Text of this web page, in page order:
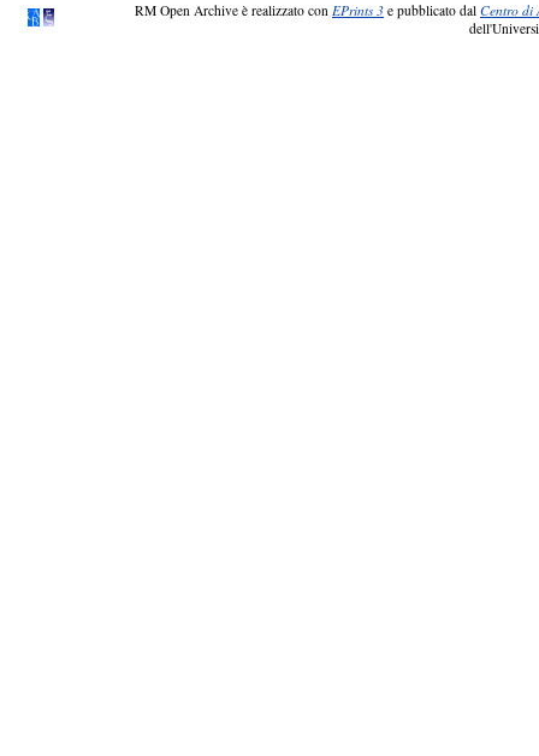
RM Open Archive è realizzato con EPrints 3 e pubblicato dal Centro di